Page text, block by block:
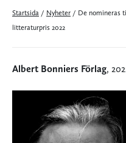
Startsida / Nyheter / De nomineras
litteraturpris 2022
Albert Bonniers Förlag,